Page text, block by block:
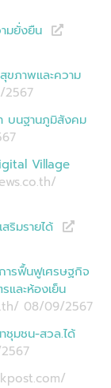
มยั่งยืน
ภาพและความ
/2567
บนฐานภูมิสังคม
Village
ริมรายได้
ารฟื้นฟูเศรษฐกิจ
ละห้องเย็น
08/09/2567
ชุมชน-สวล.ได้
2567